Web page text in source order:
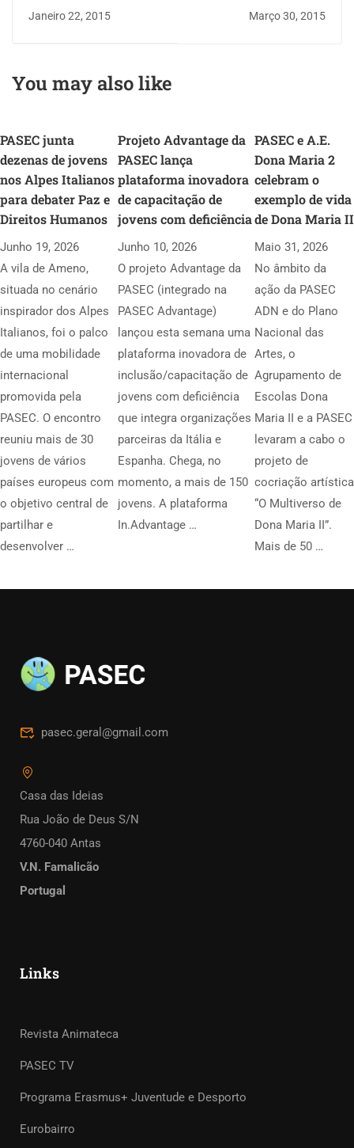
“capacidade de cada
um ser diferente”
Janeiro 22, 2015
Inclusão e Inovação
Março 30, 2015
You may also like
PASEC junta
dezenas de jovens
nos Alpes Italianos
para debater Paz e
Direitos Humanos
Junho 19, 2026
A vila de Ameno,
situada no cenário
inspirador dos Alpes
Italianos, foi o palco
de uma mobilidade
internacional
promovida pela
PASEC. O encontro
reuniu mais de 30
jovens de vários
países europeus com
o objetivo central de
partilhar e
desenvolver …
Projeto Advantage da
PASEC lança
plataforma inovadora
de capacitação de
jovens com deficiência
Junho 10, 2026
O projeto Advantage da
PASEC (integrado na
PASEC Advantage)
lançou esta semana uma
plataforma inovadora de
inclusão/capacitação de
jovens com deficiência
que integra organizações
parceiras da Itália e
Espanha. Chega, no
momento, a mais de 150
jovens. A plataforma
In.Advantage …
PASEC e A.E.
Dona Maria 2
celebram o
exemplo de vida
de Dona Maria II
Maio 31, 2026
No âmbito da
ação da PASEC
ADN e do Plano
Nacional das
Artes, o
Agrupamento de
Escolas Dona
Maria II e a PASEC
levaram a cabo o
projeto de
cocriação artística
“O Multiverso de
Dona Maria II”.
Mais de 50 …
pasec.geral@gmail.com
Casa das Ideias
Rua João de Deus S/N
4760-040 Antas
V.N. Famalicão
Portugal
Links
Revista Animateca
PASEC TV
Programa Erasmus+ Juventude e Desporto
Eurobairro